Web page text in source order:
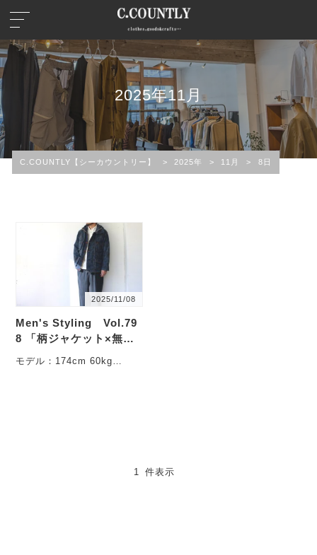
2025年11月
C.COUNTLY【シーカウントリー】 > 2025年 > 11月 > 8日
2025/11/08
Men's Styling Vol.79
8 「柄ジャケット×無地
ンツ」
モデル：174cm 60kg
1 件表示